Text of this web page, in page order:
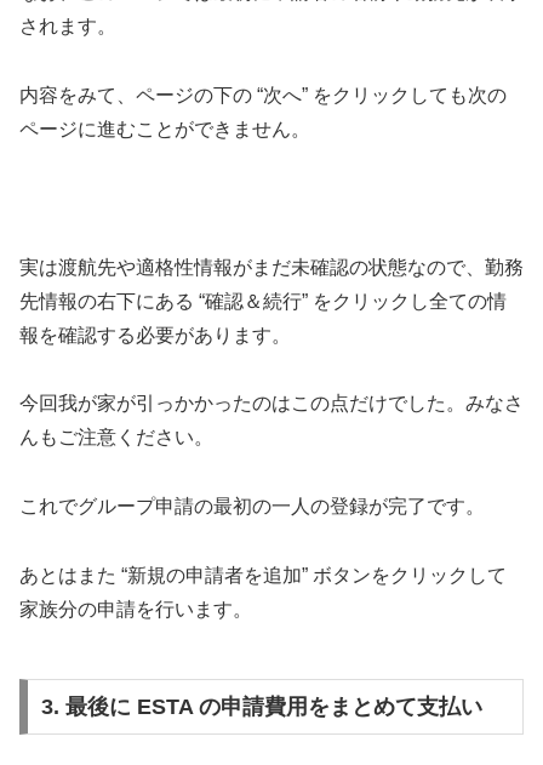
されます。
内容をみて、ページの下の “次へ” をクリックしても次の
ページに進むことができません。
実は渡航先や適格性情報がまだ未確認の状態なので、勤務
先情報の右下にある “確認＆続行” をクリックし全ての情
報を確認する必要があります。
今回我が家が引っかかったのはこの点だけでした。みなさ
んもご注意ください。
これでグループ申請の最初の一人の登録が完了です。
あとはまた “新規の申請者を追加” ボタンをクリックして
家族分の申請を行います。
3. 最後に ESTA の申請費用をまとめて支払い